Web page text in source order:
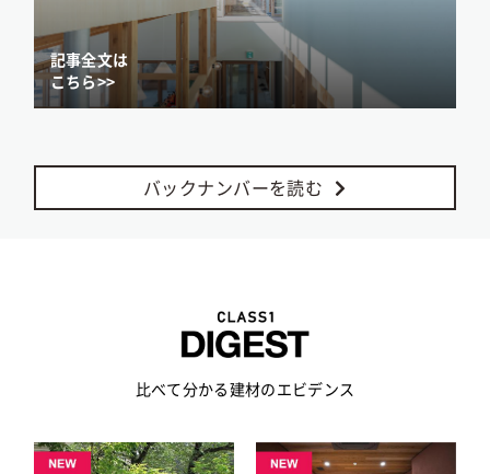
記事全文は
こちら>>
バックナンバーを読む
比べて分かる建材のエビデンス